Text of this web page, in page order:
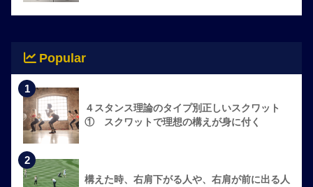
Popular
1
４スタンス理論のタイプ別正しいスクワット
① スクワットで理想の構えが身に付く
2
構えた時、右肩下がる人や、右肩が前に出る人